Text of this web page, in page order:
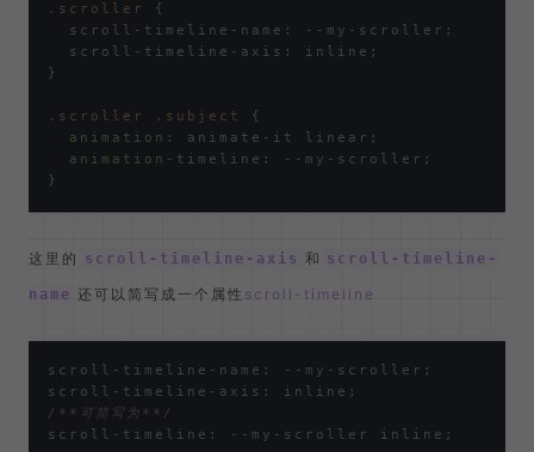
.scroller
{
  scroll-timeline-name: --my-scroller;
  scroll-timeline-axis: inline;
}
.scroller .subject
{
animation : animate-it linear;
animation -timeline: --my-scroller;
这里的 scroll-timeline-axis 和 scroll-timeline-
name 还可以简写成一个属性 scroll-timeline
scroll-timeline-name: --my-scroller;
/**可简写为**/